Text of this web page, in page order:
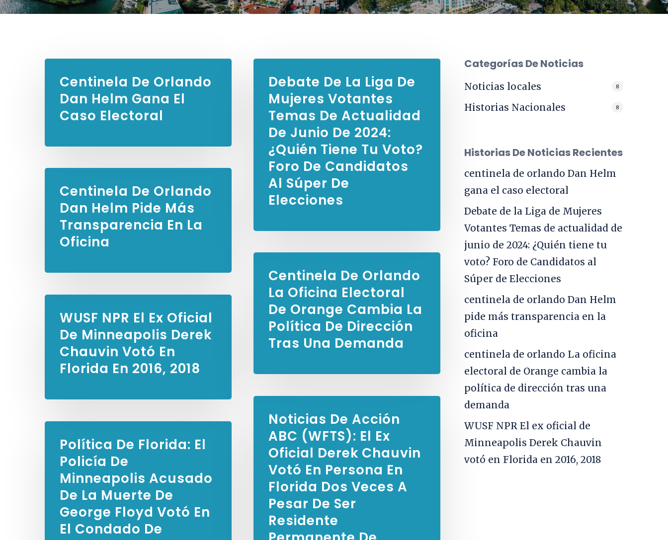
Centinela De Orlando
Dan Helm Gana El
Caso Electoral
Debate De La Liga De
Mujeres Votantes
Temas De Actualidad
De Junio De 2024:
¿Quién Tiene Tu Voto?
Foro De Candidatos
Al Súper De
Elecciones
Centinela De Orlando
Dan Helm Pide Más
Transparencia En La
Oficina
Centinela De Orlando
La Oficina Electoral
De Orange Cambia La
Política De Dirección
Tras Una Demanda
WUSF NPR El Ex Oficial
De Minneapolis Derek
Chauvin Votó En
Florida En 2016, 2018
Noticias De Acción
ABC (WFTS): El Ex
Oficial Derek Chauvin
Votó En Persona En
Florida Dos Veces A
Pesar De Ser
Residente
Política De Florida: El
Policía De
Minneapolis Acusado
De La Muerte De
George Floyd Votó En
El Condado De
Categorías De Noticias
Noticias locales 8
Historias Nacionales 8
Historias De Noticias Recientes
centinela de orlando Dan Helm
gana el caso electoral
Debate de la Liga de Mujeres
Votantes Temas de actualidad de
junio de 2024: ¿Quién tiene tu
voto? Foro de Candidatos al
Súper de Elecciones
centinela de orlando Dan Helm
pide más transparencia en la
oficina
centinela de orlando La oficina
electoral de Orange cambia la
política de dirección tras una
demanda
WUSF NPR El ex oficial de
Minneapolis Derek Chauvin
votó en Florida en 2016, 2018